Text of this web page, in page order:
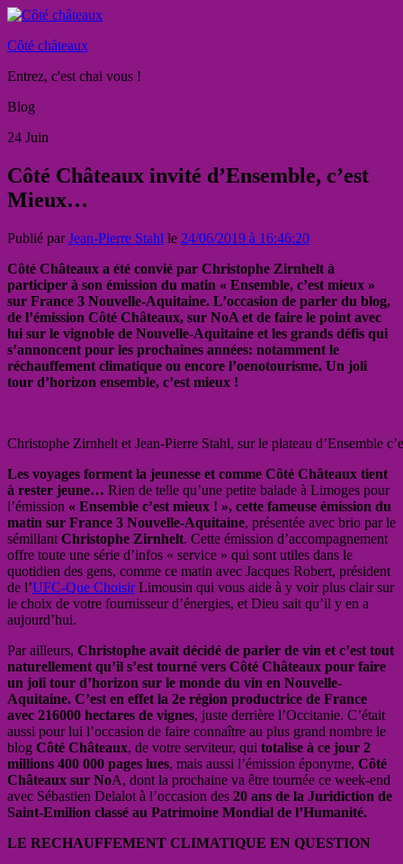
Côté châteaux
Entrez, c'est chai vous !
Blog
24 Juin
Côté Châteaux invité d’Ensemble, c’est
Mieux…
Publié parJean-Pierre Stahl le 24/06/2019 à 16:46:20
Côté Châteaux a été convié par Christophe Zirnhelt à
participer à son émission du matin « Ensemble, c’est mieux »
sur France 3 Nouvelle-Aquitaine. L’occasion de parler du blog,
de l’émission Côté Châteaux, sur NoA et de faire le point avec
lui sur le vignoble de Nouvelle-Aquitaine et les grands défis qui
s’annoncent pour les prochaines années: notamment le
réchauffement climatique ou encore l’oenotourisme. Un joli
tour d’horizon ensemble, c’est mieux !
Christophe Zirnhelt et Jean-Pierre Stahl, sur le plateau d’Ensemble
Les voyages forment la jeunesse et comme Côté Châteaux tient
à rester jeune… Rien de telle qu’une petite balade à Limoges pour
l’émission « Ensemble c’est mieux ! », cette fameuse émission du
matin sur France 3 Nouvelle-Aquitaine, présentée avec brio par le
sémillant Christophe Zirnhelt. Cette émission d’accompagnement
offre toute une série d’infos « service » qui sont utiles dans le
quotidien des gens, comme ce matin avec Jacques Robert, président
de l’UFC-Que ChoisirLimousin qui vous aide à y voir plus clair sur
le choix de votre fournisseur d’énergies, et Dieu sait qu’il y en a
aujourd’hui.
Par ailleurs, Christophe avait décidé de parler de vin et c’est tout
naturellement qu’il s’est tourné vers Côté Châteaux pour faire
un joli tour d’horizon sur le monde du vin en Nouvelle-
Aquitaine. C’est en effet la 2e région productrice de France
avec 216000 hectares de vignes, juste derrière l’Occitanie. C’était
aussi pour lui l’occasion de faire connaître au plus grand nombre le
blog Côté Châteaux, de votre serviteur, qui totalise à ce jour 2
millions 400 000 pages lues, mais aussi l’émission éponyme, Côté
Châteaux sur NoA, dont la prochaine va être tournée ce week-end
avec Sébastien Delalot à l’occasion des 20 ans de la Juridiction de
Saint-Emilion classé au Patrimoine Mondial de l’Humanité.
LE RECHAUFFEMENT CLIMATIQUE EN QUESTION